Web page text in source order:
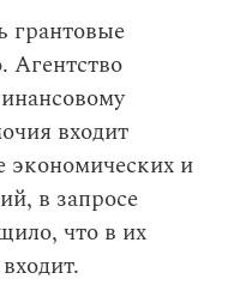
грантовые
Агентство
входит
экономических и
в запросе
что в их